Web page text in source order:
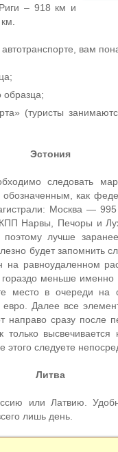
– 918 км и
вам
образца;
(туристы
Эстония
следовать
как
Москва —
Нарвы, Печоры и
лучше
будет
на равноудаленном
меньше именно
место в очереди
Далее все
направо сразу после
следуете
Литва
или Латвию.
лишь день.